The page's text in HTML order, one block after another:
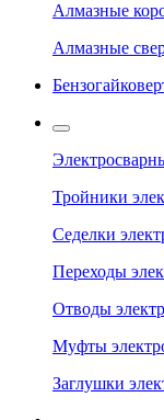
Алмазные
Алмазные
Тройники
Седелки
Переходы
Отводы
Муфты
Заглушки